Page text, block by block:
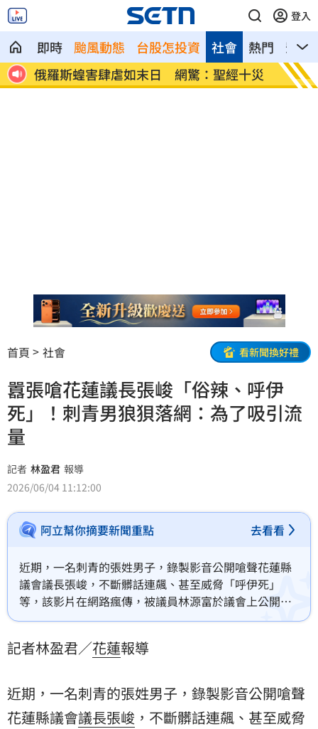
登入
即時 颱風動態 台股怎投資 熱門 影音
社會
勝 俄羅斯蝗害肆虐如末日 網驚：聖經十災
慈濟
勸
首頁 社會 看新聞換好禮
囂張嗆花蓮議長張峻「俗辣、呼伊
死」！刺青男狼狽落網：為了吸引流
量
記者 林盈君 報導
2026/06/04 11:12:00
阿立幫你摘要新聞重點 去看看
近期，一名刺青的張姓男子，錄製影音公開嗆聲花蓮縣
議會議長張峻，不斷髒話連飆、甚至威脅「呼伊死」
等，該影片在網路瘋傳，被議員林源富於議會上公開，
對此，議長張峻直言「莫名其妙」，強調完全不認識對
林縣崙背鄉，循線逮捕39歲的張姓男子，經查，張男有
記者林盈君／花蓮報導
近期，一名刺青的張姓男子，錄製影音公開嗆聲
花蓮縣議會議長張峻 ，不斷髒話連飆、甚至威脅